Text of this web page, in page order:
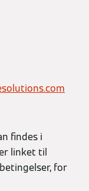
findes i
linket til
for